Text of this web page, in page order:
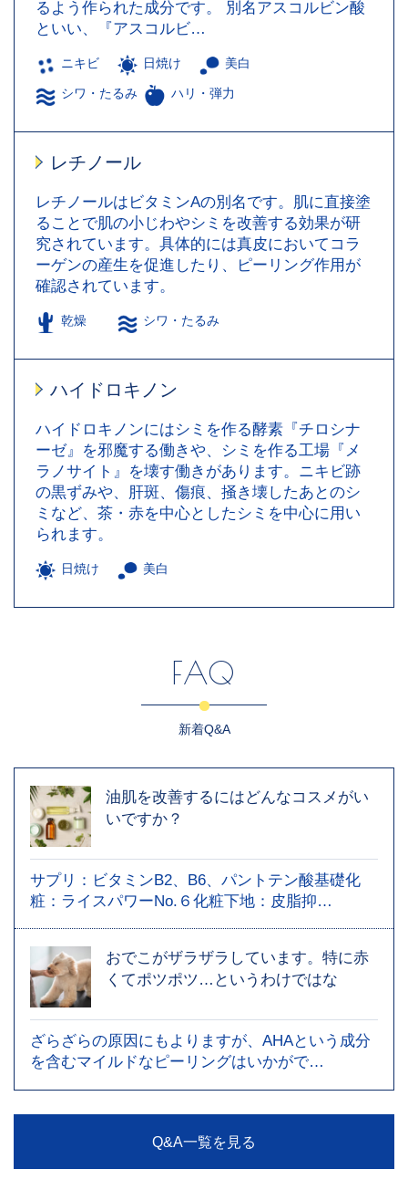
るよう作られた成分です。 別名アスコルビン酸
といい、『アスコルビ…
ニキビ 日焼け 美白
シワ・たるみ ハリ・弾力
レチノール
レチノールはビタミンAの別名です。肌に直接塗
ることで肌の小じわやシミを改善する効果が研
究されています。具体的には真皮においてコラ
ーゲンの産生を促進したり、ピーリング作用が
確認されています。
乾燥 シワ・たるみ
ハイドロキノン
ハイドロキノンにはシミを作る酵素『チロシナ
ーゼ』を邪魔する働きや、シミを作る工場『メ
ラノサイト』を壊す働きがあります。ニキビ跡
の黒ずみや、肝斑、傷痕、掻き壊したあとのシ
ミなど、茶・赤を中心としたシミを中心に用い
られます。
日焼け 美白
FAQ
新着Q&A
油肌を改善するにはどんなコスメがい
いですか？
サプリ：ビタミンB2、B6、パントテン酸基礎化
粧：ライスパワーNo.６化粧下地：皮脂抑…
おでこがザラザラしています。特に赤
くてポツポツ…というわけではな
ざらざらの原因にもよりますが、AHAという成分
を含むマイルドなピーリングはいかがで…
Q&A一覧を見る